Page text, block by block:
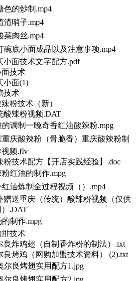
色的炒制.mp4
渣哨子.mp4
菜肉丝.mp4
碗底小面成品以及注意事项.mp4
小面技术文字配方.pdf
面技术
小面(1)
技术
粉技术（新）
酸辣粉视频.DAT
的调制一晚奇香红油酸辣粉.mpg
重庆酸辣粉（骨脆香）重庆酸辣粉制
频.flv
粉技术配方【开店实践经验】.doc
粉红油的制作.mpg
红油炼制全过程视频（）.mp4
赠送重庆（传统）酸辣粉视频（仅供
.DAT
的制作.mpg
排技术
良炸鸡翅（自制香炸粉的制法）.txt
良烤鸡（网购加盟技术资料） (2).txt
良烤翅实用配方1.jpg
良烤翅实用配方2.jpg